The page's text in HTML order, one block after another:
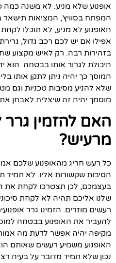
אופנוע שלא מניע. לא משנה כמה
המפתח בסוויץ', המציאות תישאר
האופנוע לא מניע, לא תוכלו
אפילו אם יש לכם רכב גדול,
בזהירות רבה. רק לאיש מקצוע
היכולת לגרור אותו בבטחה. הוא
המוסך כך יהיה ניתן לתקן אותו
שלא להניע מסיבות טכניות וגם
מוסמך יהיה זה שיצליח לאבחן
האם להזמין גרר
מרעיש?
כל רעש חריג מהאופנוע שלכם
הסיבות שקשורות אליו. לא תמיד
בעצמכם, לכן תצטרכו לקחת את
שלנו אליכם תהיה לא לקחת
רעשים מוזרים. הזמינו גרר
להעביר את האופנוע בבטחה
מקיפה יהיה אפשר לדעת מה
האופנוע משמיע רעשים שאותם
נכון שלא תמיד מדובר על בעיה